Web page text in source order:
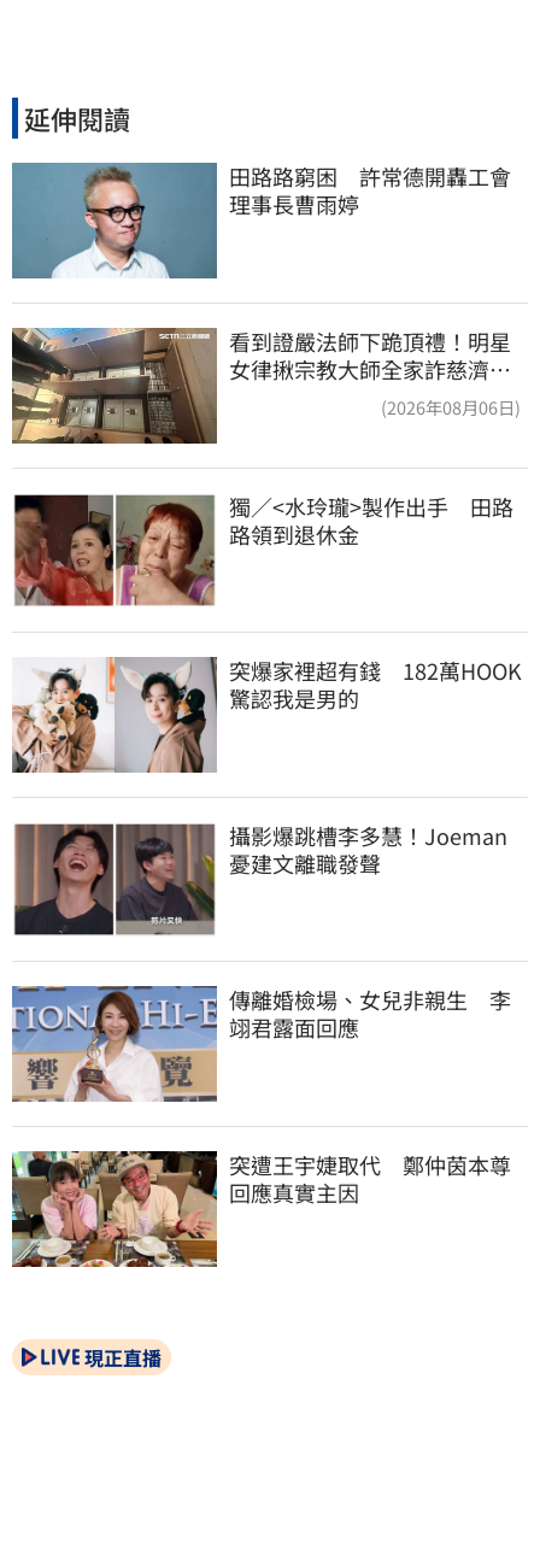
延伸閱讀
田路路窮困　許常德開轟工會
理事長曹雨婷
看到證嚴法師下跪頂禮！明星
女律揪宗教大師全家詐慈濟…
(2026年08月06日)
獨／<水玲瓏>製作出手　田路
路領到退休金
突爆家裡超有錢　182萬HOOK
驚認我是男的
攝影爆跳槽李多慧！Joeman
憂建文離職發聲
傳離婚檢場、女兒非親生　李
翊君露面回應
突遭王宇婕取代　鄭仲茵本尊
回應真實主因
現正直播